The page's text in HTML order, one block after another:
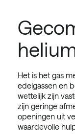
Het is het gas
edelgassen en
wettelijk zijn
zijn geringe
openingen uit
waardevolle